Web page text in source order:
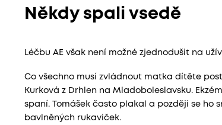
Někdy spali vsedě
Léčbu AE však není možné zjednodušit na
Co všechno musí zvládnout matka dítěte
Kurková z Drhlen na Mladoboleslavsku.
spaní. Tomášek často plakal a později se ho
bavlněných rukaviček.